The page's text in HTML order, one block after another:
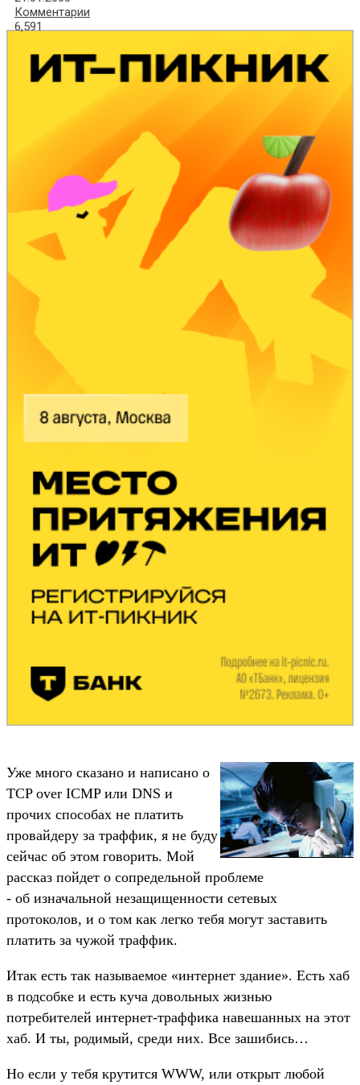
Комментарии
6,591
Уже много сказано и написано о
TCP over ICMP или DNS и
прочих способах не платить
провайдеру за траффик, я не буду
сейчас об этом говорить. Мой
рассказ пойдет о сопредельной проблеме
- об изначальной незащищенности сетевых
протоколов, и о том как легко тебя могут заставить
платить за чужой траффик.
Итак есть так называемое «интернет здание». Есть хаб
в подсобке и есть куча довольных жизнью
потребителей интернет-траффика навешанных на этот
хаб. И ты, родимый, среди них. Все зашибись…
Но если у тебя крутится WWW, или открыт любой